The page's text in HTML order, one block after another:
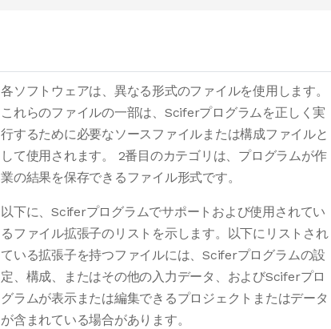
各ソフトウェアは、異なる形式のファイルを使用します。
これらのファイルの一部は、Sciferプログラムを正しく実
行するために必要なソースファイルまたは構成ファイルと
して使用されます。 2番目のカテゴリは、プログラムが作
業の結果を保存できるファイル形式です。
以下に、Sciferプログラムでサポートおよび使用されてい
るファイル拡張子のリストを示します。以下にリストされ
ている拡張子を持つファイルには、Sciferプログラムの設
定、構成、またはその他の入力データ、およびSciferプロ
グラムが表示または編集できるプロジェクトまたはデータ
が含まれている場合があります。